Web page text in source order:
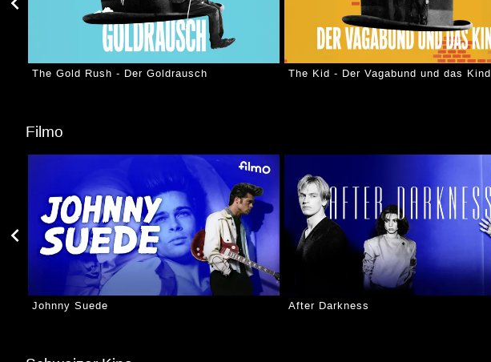
The Gold Rush - Der Goldrausch The Kid - Der Vagabund und das Kind
Filmo
Johnny Suede After Darkness